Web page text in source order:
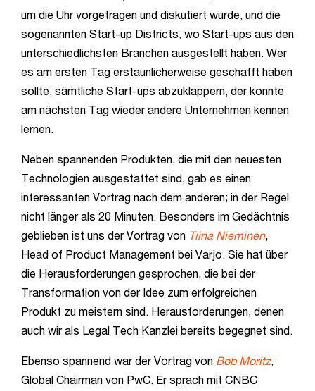
um die Uhr vorgetragen und diskutiert wurde, und die
sogenannten Start-up Districts, wo Start-ups aus den
unterschiedlichsten Branchen ausgestellt haben. Wer
es am ersten Tag erstaunlicherweise geschafft haben
sollte, sämtliche Start-ups abzuklappern, der konnte
am nächsten Tag wieder andere Unternehmen kennen
lernen.
Neben spannenden Produkten, die mit den neuesten
Technologien ausgestattet sind, gab es einen
interessanten Vortrag nach dem anderen; in der Regel
nicht länger als 20 Minuten. Besonders im Gedächtnis
geblieben ist uns der Vortrag von Tiina Nieminen,
Head of Product Management bei Varjo. Sie hat über
die Herausforderungen gesprochen, die bei der
Transformation von der Idee zum erfolgreichen
Produkt zu meistern sind. Herausforderungen, denen
auch wir als Legal Tech Kanzlei bereits begegnet sind.
Ebenso spannend war der Vortrag von Bob Moritz,
Global Chairman von PwC. Er sprach mit CNBC